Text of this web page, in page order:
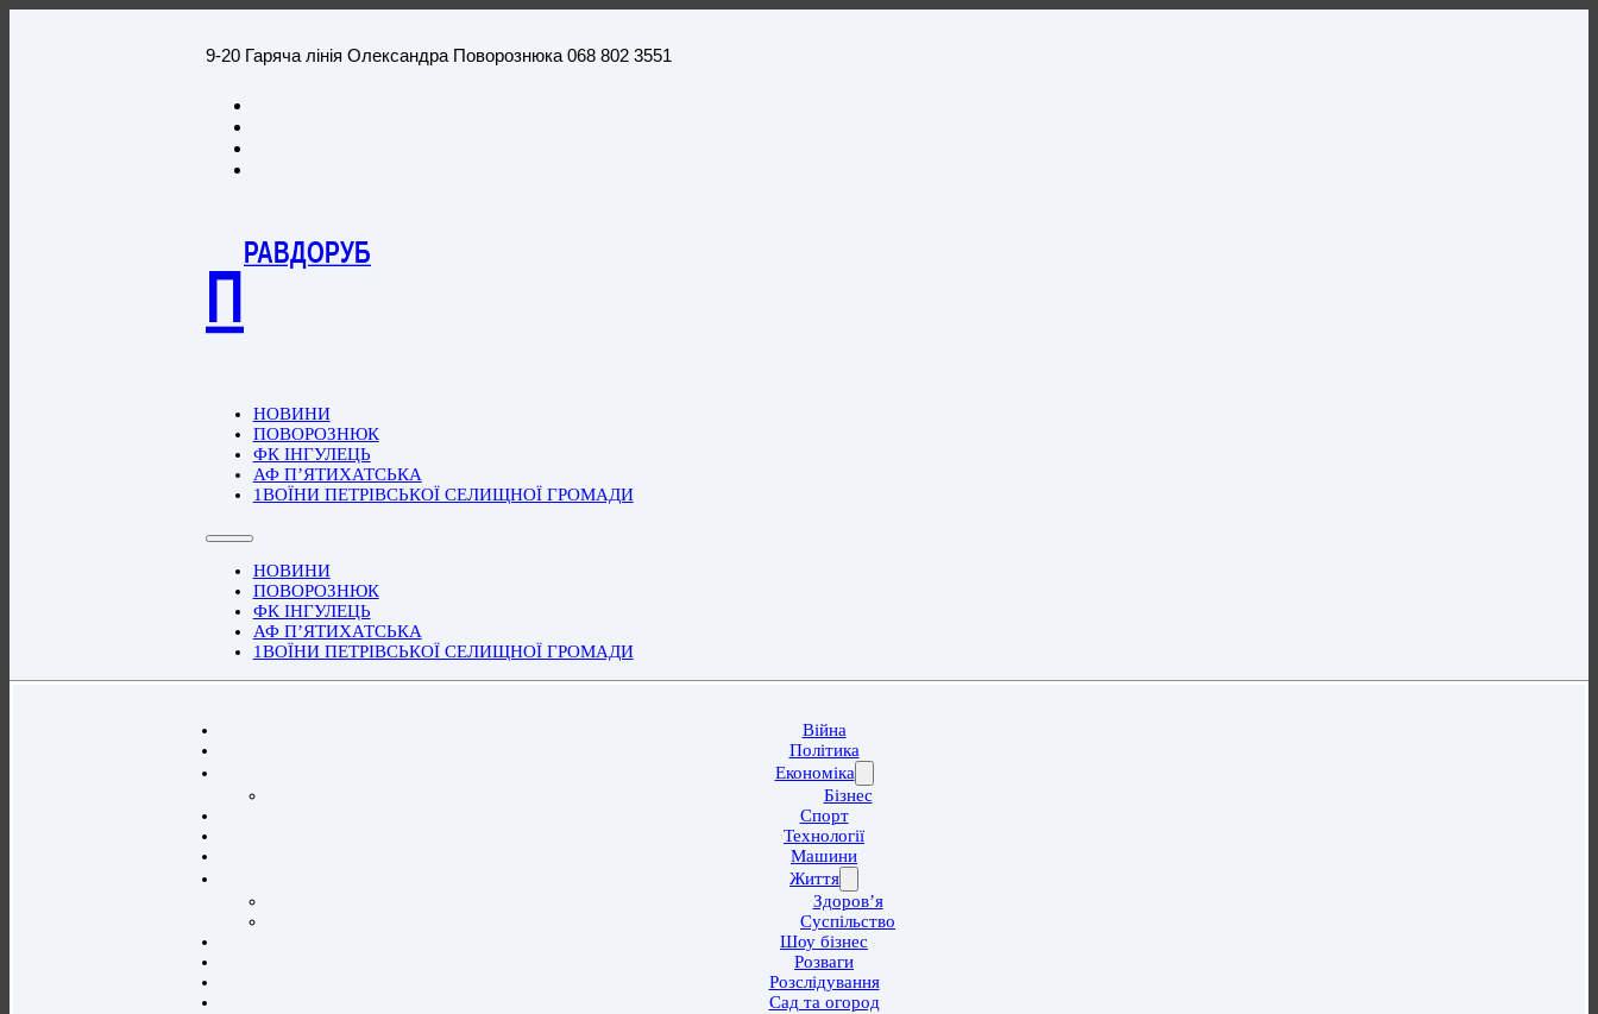
9-20 Гаряча лінія Олександра Поворознюка 068 802 3551
П
РАВДОРУБ
НОВИНИ
ПОВОРОЗНЮК
ФК ІНГУЛЕЦЬ
АФ П’ЯТИХАТСЬКА
1ВОЇНИ ПЕТРІВСЬКОЇ СЕЛИЩНОЇ ГРОМАДИ
НОВИНИ
ПОВОРОЗНЮК
ФК ІНГУЛЕЦЬ
АФ П’ЯТИХАТСЬКА
1ВОЇНИ ПЕТРІВСЬКОЇ СЕЛИЩНОЇ ГРОМАДИ
Війна
Політика
Економіка
Бізнес
Спорт
Технології
Машини
Життя
Здоров’я
Суспільство
Шоу бізнес
Розваги
Розслідування
Сад та огород